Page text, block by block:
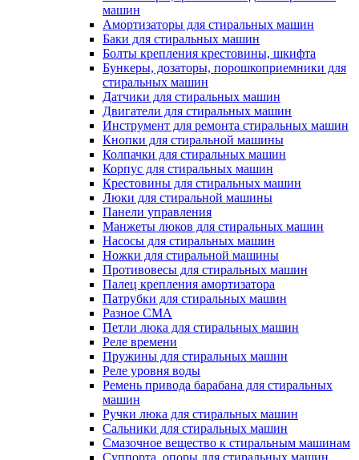
машин
Амортизаторы для стиральных машин
Баки для стиральных машин
Болты крепления крестовины, шкифта
Бункеры, дозаторы, порошкоприемники для
стиральных машин
Датчики для стиральных машин
Двигатели для стиральных машин
Инструмент для ремонта стиральных машин
Кнопки для стиральной машины
Колпачки для стиральных машин
Корпус для стиральных машин
Крестовины для стиральных машин
Люки для стиральной машины
Панели управления
Манжеты люков для стиральных машин
Насосы для стиральных машин
Ножки для стиральной машины
Противовесы для стиральных машин
Палец крепления амортизатора
Патрубки для стиральных машин
Разное СМА
Петли люка для стиральных машин
Реле времени
Пружины для стиральных машин
Реле уровня воды
Ремень привода барабана для стиральных
машин
Ручки люка для стиральных машин
Сальники для стиральных машин
Смазочное вещество к стиральным машинам
Суппорта, опоры для стиральных машин